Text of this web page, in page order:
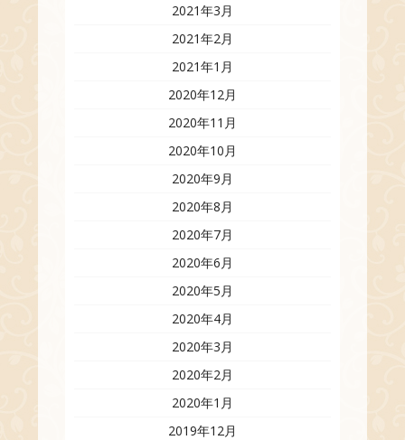
2021年3月
2021年2月
2021年1月
2020年12月
2020年11月
2020年10月
2020年9月
2020年8月
2020年7月
2020年6月
2020年5月
2020年4月
2020年3月
2020年2月
2020年1月
2019年12月